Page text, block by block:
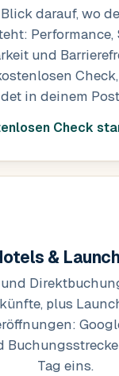
darauf, wo
Performance,
und
in deinem
Check
&
plus
Tag eins.